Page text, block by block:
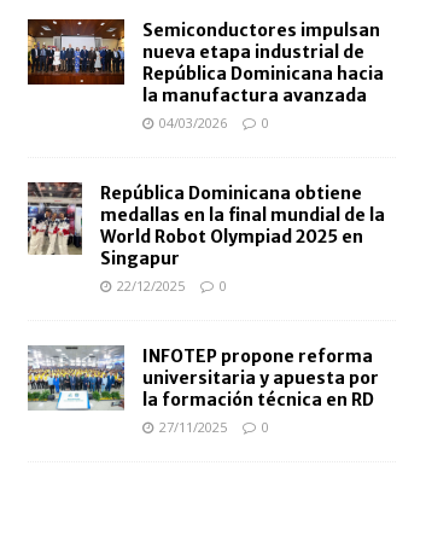
Semiconductores impulsan
nueva etapa industrial de
República Dominicana hacia
la manufactura avanzada
04/03/2026 0
República Dominicana obtiene
medallas en la final mundial de la
World Robot Olympiad 2025 en
Singapur
22/12/2025 0
INFOTEP propone reforma
universitaria y apuesta por
la formación técnica en RD
27/11/2025 0